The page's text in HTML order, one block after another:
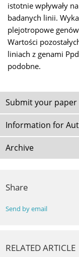
istotnie wpływały
badanych linii.
plejotropowe
Wartości
liniach z genami
podobne.
Submit your paper
Information for
Archive
Share
Send by email
RELATED ARTICLE